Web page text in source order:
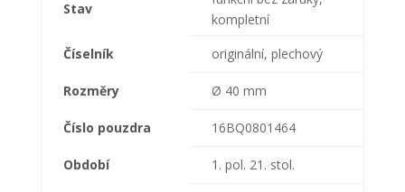
Stav
kompletní
Číselník
originální, plechový
Rozměry Ø 40 mm
Číslo pouzdra 16BQ0801464
Období 1. pol. 21. stol.